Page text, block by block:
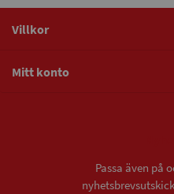
Villkor
Mitt konto
Passa även på